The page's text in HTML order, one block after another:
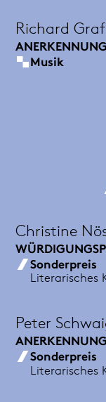
Richard Graf
Musik
Christine
Sonderpreis
Literarisches
Peter
Sonderpreis
Literarisches